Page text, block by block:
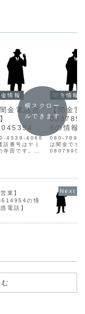
情報
闇金電話営
ラダの情
4539-4066
話番号はヤミ
寺田です。寺
録料を引いた
で、借りたい
より全然少な
のとなりま
短期間で非常
闇金情報
【闇金営
8の情報
惑電話】
080-
は闇金です
信用情報が
せん。取り
は攻撃的な
いになり、
せを始めま
常に悪質な
横スクロー
ルできます
業】
の情
電話】